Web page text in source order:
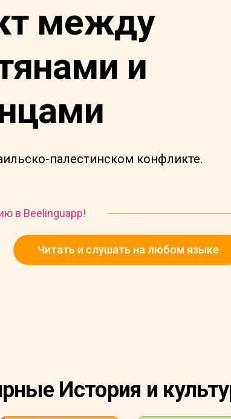
между
и
палестинском конфликте.
в Beelinguapp!
Читать и слушать на любом языке
История и